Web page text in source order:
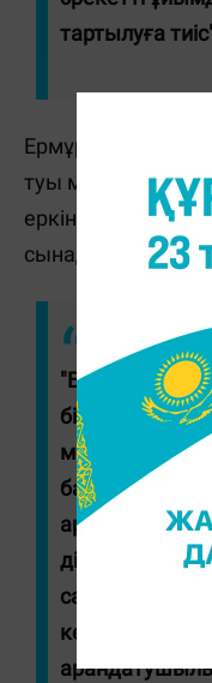
тартылуға
Ермұрат Бапи
туы
еркін және ашық
сынады.
"Бұл – жеке
білдіруі
мемлекеттік
бағытталған
арандату.
діни бірлік
салудың
керек!